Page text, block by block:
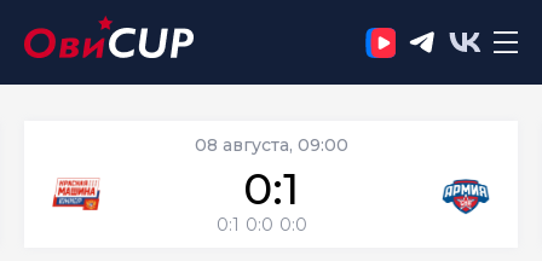
08 августа, 09:00
0:1
0:1 0:0 0:0